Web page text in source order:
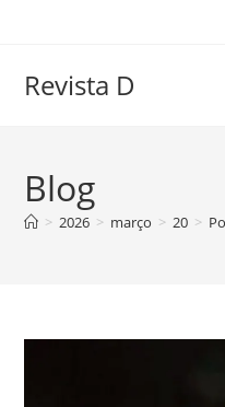
conteúdo
Revista D
Blog
> 2026 > março > 20 >